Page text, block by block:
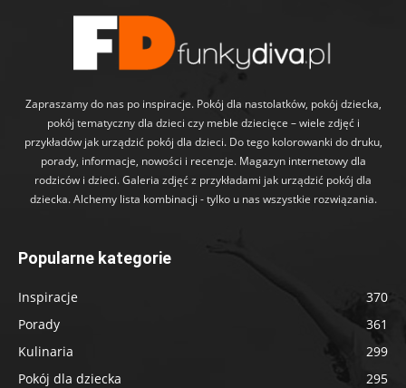
Zapraszamy do nas po inspiracje. Pokój dla nastolatków, pokój dziecka,
pokój tematyczny dla dzieci czy meble dziecięce – wiele zdjęć i
przykładów jak urządzić pokój dla dzieci. Do tego kolorowanki do druku,
porady, informacje, nowości i recenzje. Magazyn internetowy dla
rodziców i dzieci. Galeria zdjęć z przykładami jak urządzić pokój dla
dziecka. Alchemy lista kombinacji - tylko u nas wszystkie rozwiązania.
Popularne kategorie
Inspiracje
370
Porady
361
Kulinaria
299
Pokój dla dziecka
295